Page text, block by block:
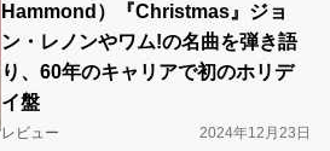
Hammond）『Christmas』ジョ
ン・レノンやワム!の名曲を弾き語
り、60年のキャリアで初のホリデ
イ盤
レビュー 2024年12月23日